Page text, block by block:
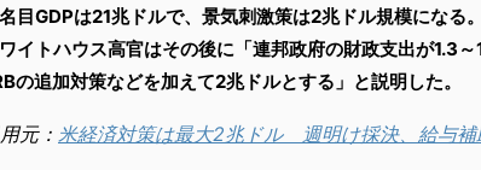
目GDPは21兆ドルで、景気刺激策は2兆ドル規模になる。
イトハウス高官はその後に「連邦政府の財政支出が1.3～
の追加対策などを加えて2兆ドルとする」と説明した。
元： 米経済対策は最大2兆ドル 週明け採決、給与補